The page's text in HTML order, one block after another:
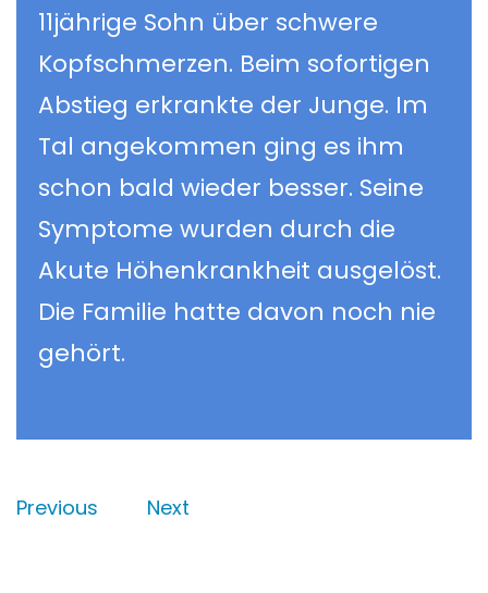
11jährige Sohn über schwere
Kopfschmerzen. Beim sofortigen
Abstieg erkrankte der Junge. Im
Tal angekommen ging es ihm
schon bald wieder besser. Seine
Symptome wurden durch die
Akute Höhenkrankheit ausgelöst.
Die Familie hatte davon noch nie
gehört.
Previous Next